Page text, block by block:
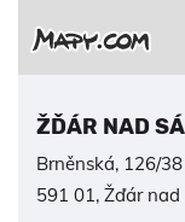
ŽĎÁR NAD
Brněnská, 126/38
591 01, Žďár